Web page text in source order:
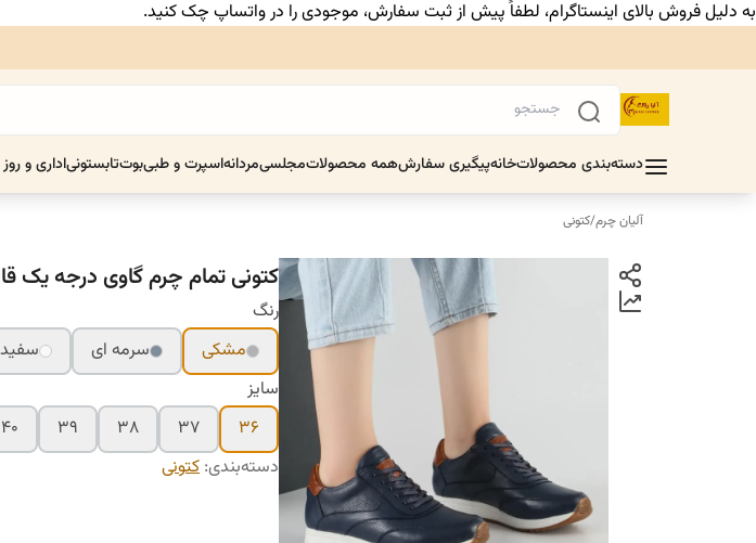
به دلیل فروش بالای اینستاگرام، لطفاً پیش از ثبت سفارش، موجودی را در واتساپ چک کنید.
دسته‌بندی محصولاتخانهپیگیری سفارشهمه محصولاتمجلسیمردانهاسپرت و طبیبوتتابستونیاداری و
آلیان چرم/کتونی
کتونی تمام چرم گاوی درجه یک
رنگ
مشکی
سرمه ای
سفید
سایز
۳۶
۳۷ ۳۸ ۳۹ ۴۰
دسته‌بندی: کتونی